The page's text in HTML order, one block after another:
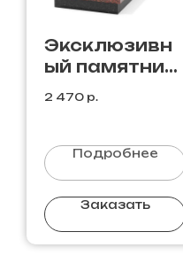
Эксклюзивн
ый памятник
2 470 р.
Подробнее
Заказать